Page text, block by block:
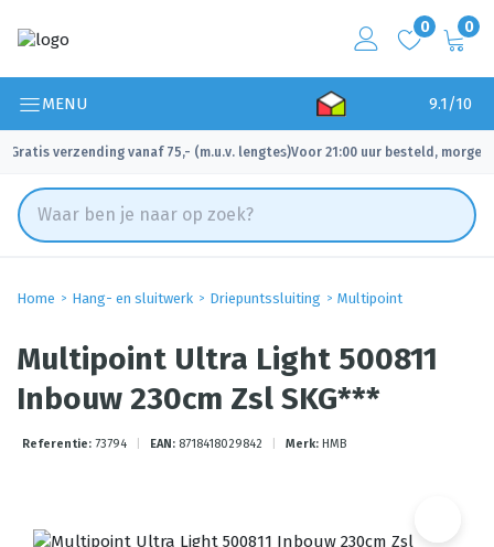
0 0
MENU 9.1/10
Gratis verzending vanaf 75,- (m.u.v. lengtes)
✓ Voor 21:00 uur besteld, morgen
Home Hang- en sluitwerk Driepuntssluiting Multipoint
Multipoint Ultra Light 500811
Inbouw 230cm Zsl SKG***
Referentie: 73794 EAN: 8718418029842 Merk: HMB